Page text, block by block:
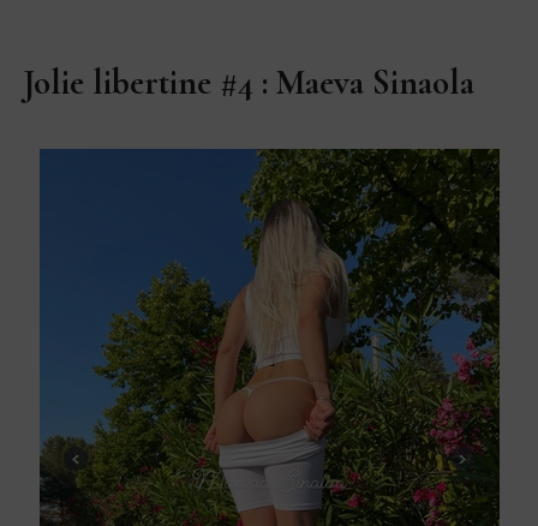
Jolie libertine #4 : Maeva Sinaola